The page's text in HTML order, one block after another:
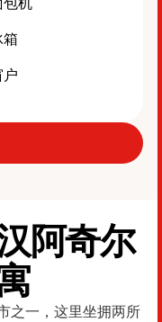
户
阿奇尔
之一，这里坐拥两所